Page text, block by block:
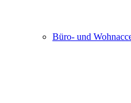
Büro- und